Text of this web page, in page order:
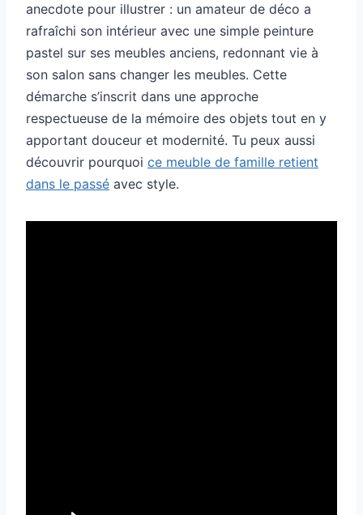
anecdote pour illustrer : un amateur de déco a
rafraîchi son intérieur avec une simple peinture
pastel sur ses meubles anciens, redonnant vie à
son salon sans changer les meubles. Cette
démarche s’inscrit dans une approche
respectueuse de la mémoire des objets tout en y
apportant douceur et modernité. Tu peux aussi
découvrir pourquoi ce meuble de famille retient
dans le passé avec style.